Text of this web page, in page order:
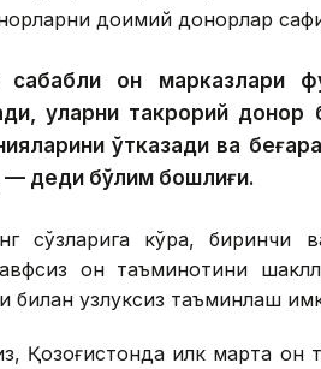
доимий донорлар
қон марказлари
уларни такрорий донор
ўтказади ва
— деди бўлим бошлиғи.
сўзларига кўра,
қон таъминотини
билан узлуксиз таъминлаш
Қозоғистонда илк марта